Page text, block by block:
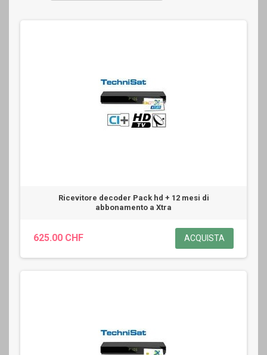
Ricevitore decoder Pack hd + 12 mesi di
abbonamento a Xtra
625.00 CHF ACQUISTA